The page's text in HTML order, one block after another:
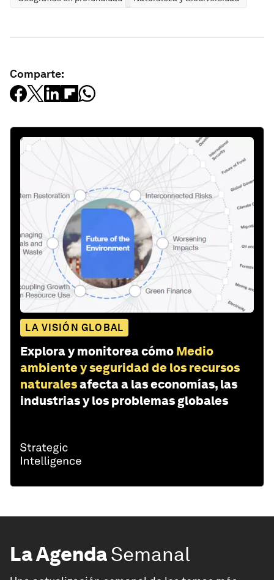
Comparte:
LA VISIÓN GLOBAL
Explora y monitorea cómo Medio
ambiente y seguridad de los recursos
naturalesafecta a las economías, las
industrias y los problemas globales
La AgendaSemanal